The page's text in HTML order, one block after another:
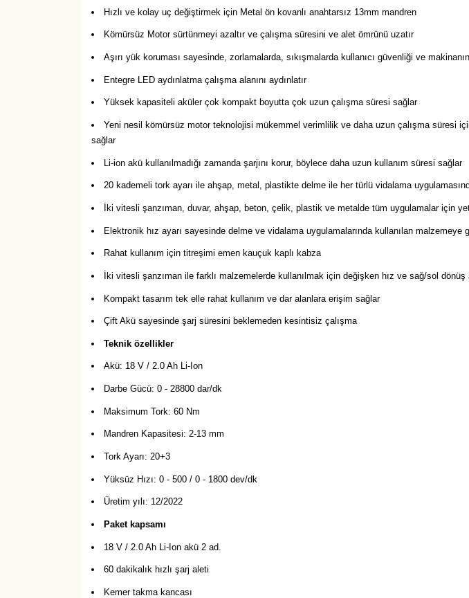
Hızlı ve kolay uç değiştirmek için Metal ön kovanlı anahtarsız 13mm mandren
Kömürsüz Motor sürtünmeyi azaltır ve çalışma süresini ve alet ömrünü uzatır
Aşırı yük koruması sayesinde, zorlamalarda, sıkışmalarda kullanıcı güvenliği ve
Entegre LED aydınlatma çalışma alanını aydınlatır
Yüksek kapasiteli aküler çok kompakt boyutta çok uzun çalışma süresi sağlar
Yeni nesil kömürsüz motor teknolojisi mükemmel verimlilik ve daha uzun çalışma süresi
sağlar
Li-ion akü kullanılmadığı zamanda şarjını korur, böylece daha uzun kullanım süresi sağlar
20 kademeli tork ayarı ile ahşap, metal, plastikte delme ile her türlü vidalama
İki vitesli şanzıman, duvar, ahşap, beton, çelik, plastik ve metalde tüm uygulamalar için
Elektronik hız ayarı sayesinde delme ve vidalama uygulamalarında kullanılan malzemeye
Rahat kullanım için titreşimi emen kauçuk kaplı kabza
İki vitesli şanzıman ile farklı malzemelerde kullanılmak için değişken hız ve sağ/sol dönüş
Kompakt tasarım tek elle rahat kullanım ve dar alanlara erişim sağlar
Çift Akü sayesinde şarj süresini beklemeden kesintisiz çalışma
Teknik özellikler
Akü: 18 V / 2.0 Ah Li-Ion
Darbe Gücü: 0 - 28800 dar/dk
Maksimum Tork: 60 Nm
Mandren Kapasitesi: 2-13 mm
Tork Ayarı: 20+3
Yüksüz Hızı: 0 - 500 / 0 - 1800 dev/dk
Üretim yılı: 12/2022
Paket kapsamı
18 V / 2.0 Ah Li-Ion akü 2 ad.
60 dakikalık hızlı şarj aleti
Kemer takma kancası